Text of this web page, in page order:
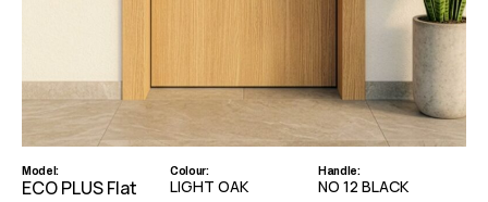
Model:
ECO PLUS Flat
Colour:
LIGHT OAK
Handle:
NO 12 BLACK